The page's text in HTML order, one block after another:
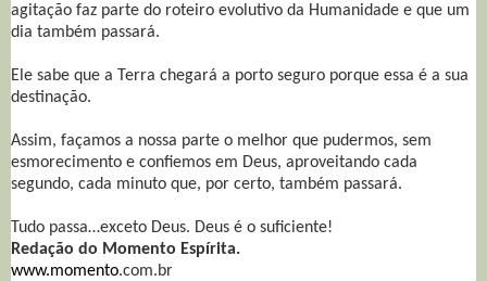
agitação faz parte do roteiro evolutivo da Humanidade e que um
dia também passará.
Ele sabe que a Terra chegará a porto seguro porque essa é a sua
destinação.
Assim, façamos a nossa parte o melhor que pudermos, sem
esmorecimento e confiemos em Deus, aproveitando cada
segundo, cada minuto que, por certo, também passará.
Tudo passa…exceto Deus. Deus é o suficiente!
Redação do Momento Espírita.
www.momento.com.br